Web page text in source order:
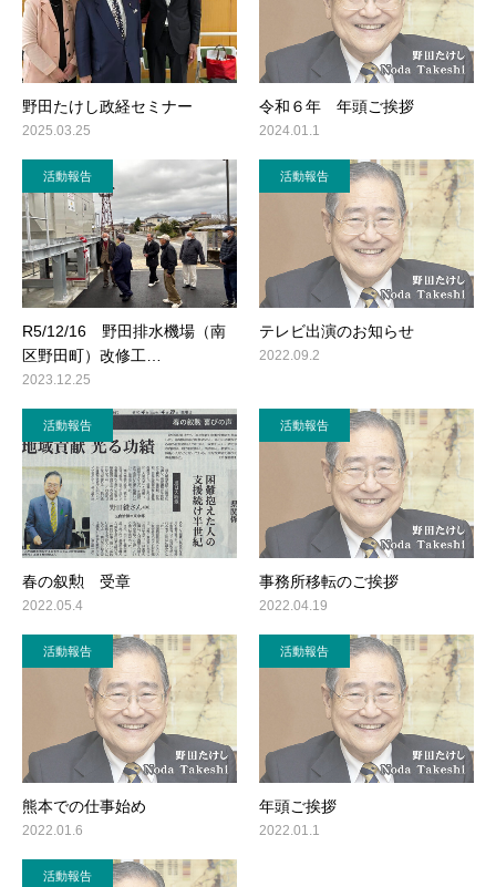
野田たけし政経セミナー
2025.03.25
令和６年 年頭ご挨拶
2024.01.1
活動報告
R5/12/16 野田排水機場（南
区野田町）改修工…
2023.12.25
活動報告
テレビ出演のお知らせ
2022.09.2
活動報告
春の叙勲 受章
2022.05.4
活動報告
事務所移転のご挨拶
2022.04.19
活動報告
熊本での仕事始め
2022.01.6
活動報告
年頭ご挨拶
2022.01.1
活動報告